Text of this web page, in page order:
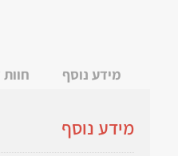
מידע נוסף חוות
מידע נוסף